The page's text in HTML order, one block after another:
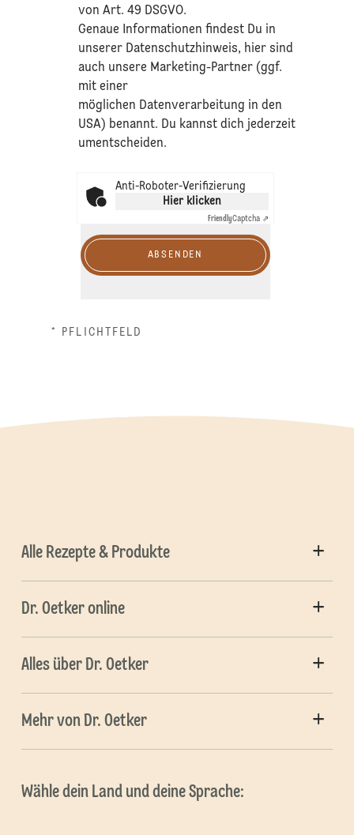
von Art. 49 DSGVO.​
​Genaue Informationen findest Du in
unserer Datenschutzhinweis, hier sind
auch unsere Marketing-Partner (ggf.
mit einer
möglichen Datenverarbeitung in den
USA) benannt. Du kannst dich jederzeit
umentscheiden.
Anti-Roboter-Verifizierung
Hier klicken
FriendlyCaptcha ⇗
ABSENDEN
* PFLICHTFELD
Alle Rezepte & Produkte
Dr. Oetker online
Alles über Dr. Oetker
Mehr von Dr. Oetker
Wähle dein Land und deine Sprache: